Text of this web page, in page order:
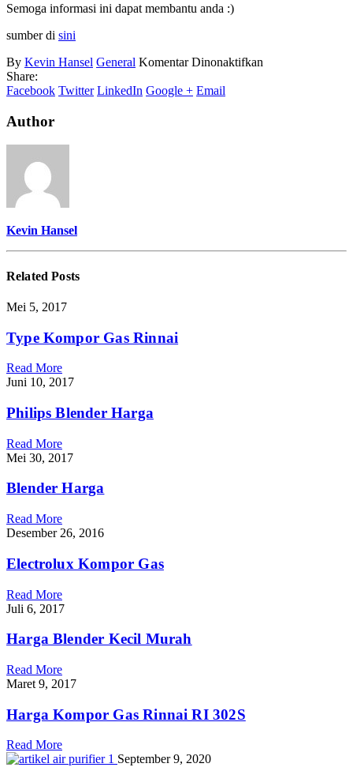
Semoga informasi ini dapat membantu anda :)
sumber di sini
By Kevin Hansel General Komentar Dinonaktifkan
Share:
Facebook Twitter LinkedIn Google + Email
Author
Kevin Hansel
RelatedPosts
Mei 5, 2017
Type Kompor Gas Rinnai
Read More
Juni 10, 2017
Philips Blender Harga
Read More
Mei 30, 2017
Blender Harga
Read More
Desember 26, 2016
Electrolux Kompor Gas
Read More
Juli 6, 2017
Harga Blender Kecil Murah
Read More
Maret 9, 2017
Harga Kompor Gas Rinnai RI 302S
Read More
September 9, 2020